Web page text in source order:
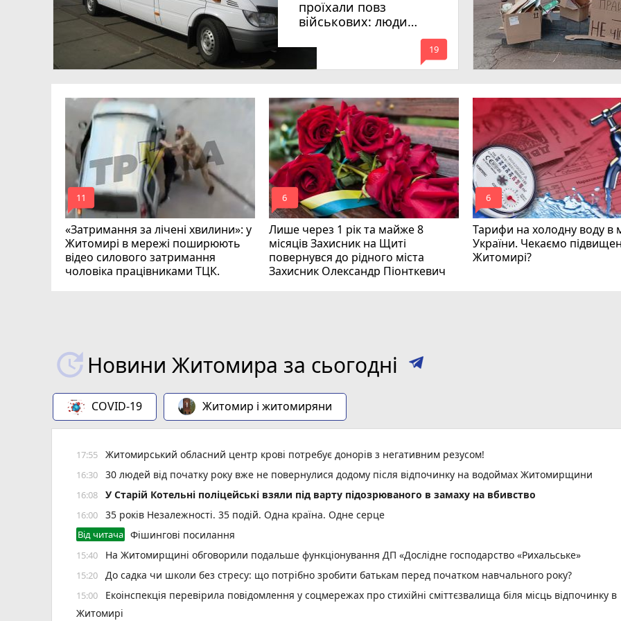
проїхали повз
військових: люди
вимагають покарати
винних
mode_comment
19
«Затримання за лічені хвилини»: у
Житомирі в мережі поширюють
відео силового затримання
чоловіка працівниками ТЦК.
mode_comment
11
Лише через 1 рік та майже 8
місяців Захисник на Щиті
повернувся до рідного міста
Захисник Олександр Піонткевич
mode_comment
6
Тарифи на холодну воду в
України. Чекаємо
Житомирі?
mode_comment
6
Новини Житомира за сьогодні
COVID-19 Житомир і житомиряни
17:55 Житомирський обласний центр крові потребує донорів з негативним резусом!
16:30 30 людей від початку року вже не повернулися додому після відпочинку на водоймах Житомирщини
16:08 У Старій Котельні поліцейські взяли під варту підозрюваного в замаху на вбивство
16:00 35 років Незалежності. 35 подій. Одна країна. Одне серце
Від читача Фішингові посилання
15:40 На Житомирщині обговорили подальше функціонування ДП «Дослідне господарство «Рихальське»
15:20 До садка чи школи без стресу: що потрібно зробити батькам перед початком навчального року?
15:00
Екоінспекція перевірила повідомлення у соцмережах про стихійні сміттєзвалища біля місць відпочинку в
Житомирі